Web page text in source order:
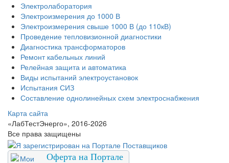
Электролаборатория
Электроизмерения до 1000 В
Электроизмерения свыше 1000 В (до 110кВ)
Проведение тепловизионной диагностики
Диагностика трансформаторов
Ремонт кабельных линий
Релейная защита и автоматика
Виды испытаний электроустановок
Испытания СИЗ
Составление однолинейных схем электроснабжения
Карта сайта
«ЛабТестЭнерго», 2016-2026
Все права защищены
Оферта на Портале